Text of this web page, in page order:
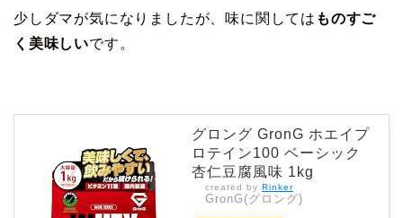
少しダマが気になりましたが、味に関しては ものすご
く美味しいです。
グロング GronG ホエイプ
ロテイン100 ベーシック
杏仁豆腐風味 1kg
created by Rinker
GronG(グロング)